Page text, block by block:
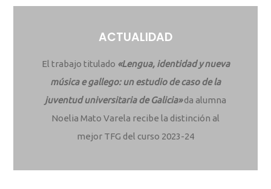
ACTUALIDAD
El trabajo titulado «Lengua, identidad y nueva
música e gallego: un estudio de caso de la
juventud universitaria de Galicia»da alumna
Noelia Mato Varela recibe la distinción al
mejor TFG del curso 2023-24